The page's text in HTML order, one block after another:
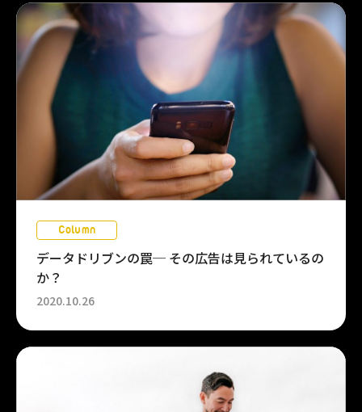
Column
データドリブンの罠─ その広告は見られているの
か？
2020.10.26